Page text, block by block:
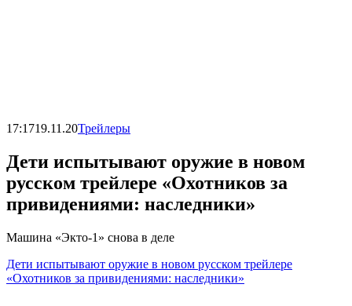
17:1719.11.20Трейлеры
Дети испытывают оружие в новом
русском трейлере «Охотников за
привидениями: наследники»
Машина «Экто-1» снова в деле
Дети испытывают оружие в новом русском трейлере
«Охотников за привидениями: наследники»